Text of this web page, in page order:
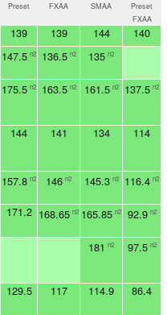
Preset
FXAA
SMAA
Preset
FXAA
139 139 144
140
147.5 n2 136.5 n2 135 n2
175.5 n2 163.5 n2 161.5 n2 137.5 n2
144 141 134 114
157.8 n2 146 n2 145.3 n2 116.4 n2
171.2 168.65 n2 165.85 n2 92.9 n2
181 n2 97.5 n2
129.5 117 114.9 86.4